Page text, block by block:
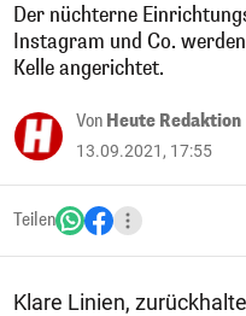
Der nüchterne
Instagram und Co.
Kelle angerichtet.
Von Heute Redaktion
13.09.2021, 17:55
Teilen
Klare Linien,